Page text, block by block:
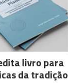
livro para
da tradição